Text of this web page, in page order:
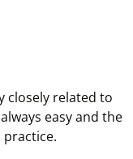
closely related to
easy and the